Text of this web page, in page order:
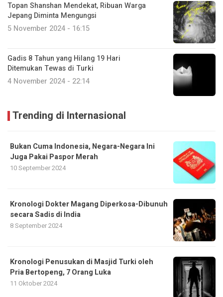
Topan Shanshan Mendekat, Ribuan Warga
Jepang Diminta Mengungsi
5 November 2024 - 16:15
Gadis 8 Tahun yang Hilang 19 Hari
Ditemukan Tewas di Turki
4 November 2024 - 22:14
Trending di Internasional
Bukan Cuma Indonesia, Negara-Negara Ini
Juga Pakai Paspor Merah
10 September 2024
Kronologi Dokter Magang Diperkosa-Dibunuh
secara Sadis di India
8 September 2024
Kronologi Penusukan di Masjid Turki oleh
Pria Bertopeng, 7 Orang Luka
11 Oktober 2024